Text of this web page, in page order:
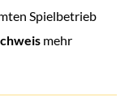
Spielbetrieb
mehr